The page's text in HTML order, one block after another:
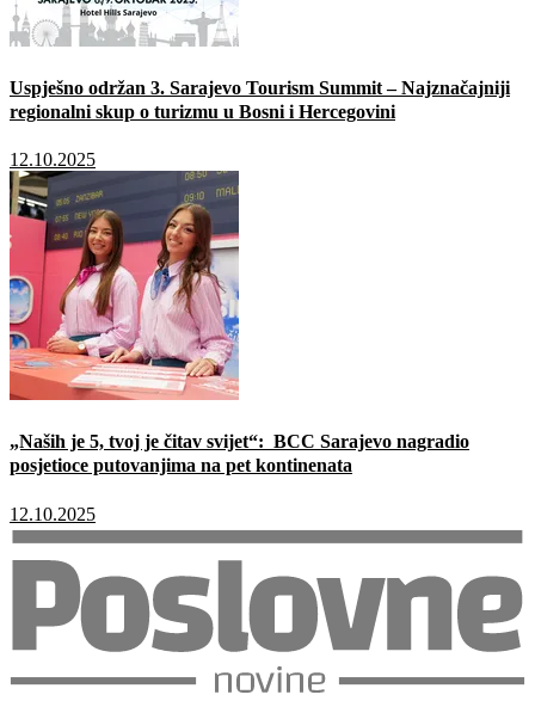
Uspješno održan 3. Sarajevo Tourism Summit – Najznačajniji
regionalni skup o turizmu u Bosni i Hercegovini
12.10.2025
„Naših je 5, tvoj je čitav svijet“: BCC Sarajevo nagradio
posjetioce putovanjima na pet kontinenata
12.10.2025